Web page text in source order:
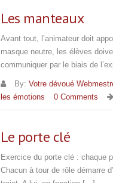
Les manteaux
Avant tout, l’animateur doit
masque neutre, les élèves
communiquer par le biais de
By: Votre dévoué
les émotions
0 Comments
Le porte clé
Exercice du porte clé : chaque
Chacun à tour de rôle démarre